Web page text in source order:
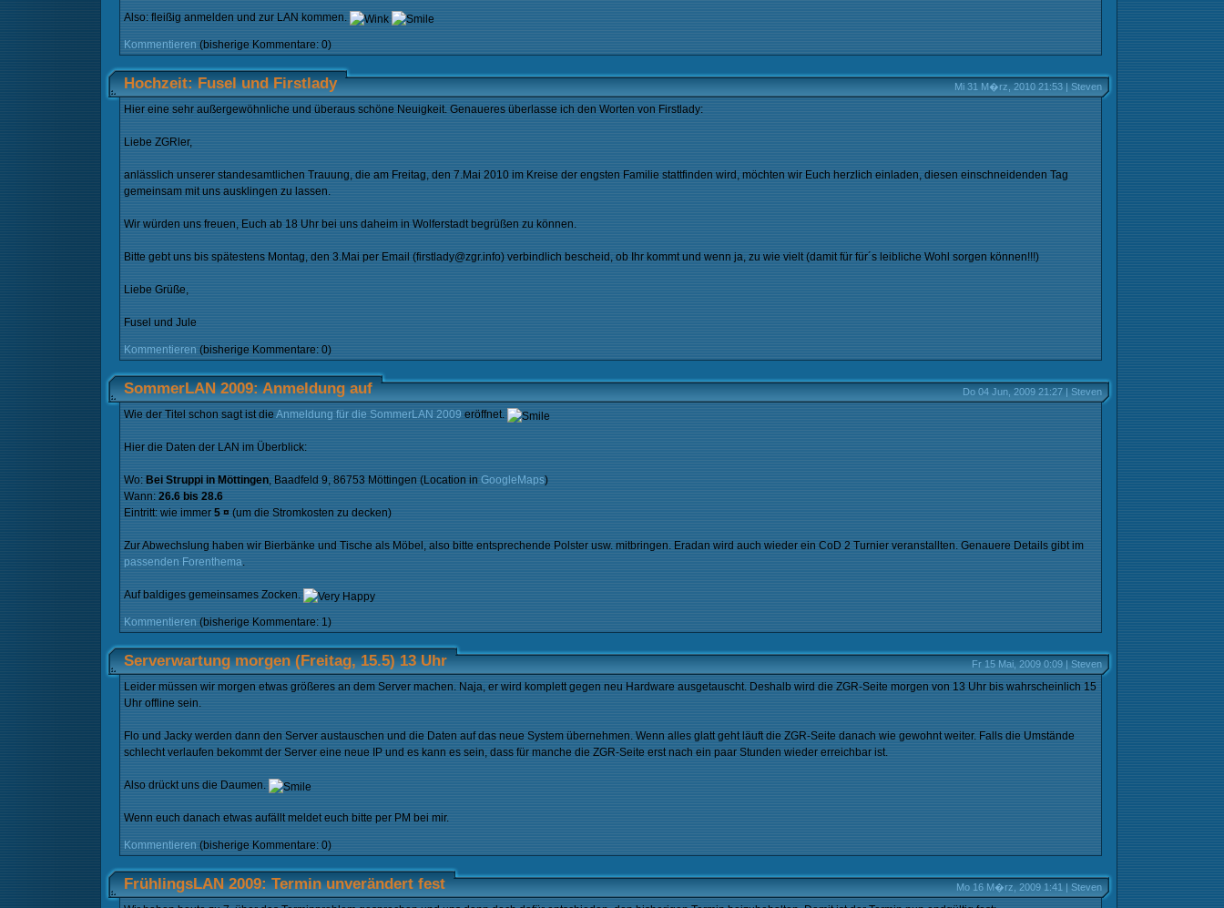
Also: fleißig anmelden und zur LAN kommen.
Kommentieren (bisherige Kommentare: 0)
Hochzeit: Fusel und Firstlady Mi 31 M�rz, 2010 21:53 | Steven
Hier eine sehr außergewöhnliche und überaus schöne Neuigkeit. Genaueres überlasse ich den Worten von Firstlady:
Liebe ZGRler,
anlässlich unserer standesamtlichen Trauung, die am Freitag, den 7.Mai 2010 im Kreise der engsten Familie stattfinden wird, möchten wir Euch herzlich einladen, diesen einschneidenden Tag
gemeinsam mit uns ausklingen zu lassen.
Wir würden uns freuen, Euch ab 18 Uhr bei uns daheim in Wolferstadt begrüßen zu können.
Bitte gebt uns bis spätestens Montag, den 3.Mai per Email (firstlady@zgr.info) verbindlich bescheid, ob Ihr kommt und wenn ja, zu wie vielt (damit für für´s leibliche Wohl sorgen können!!!)
Liebe Grüße,
Fusel und Jule
Kommentieren (bisherige Kommentare: 0)
SommerLAN 2009: Anmeldung auf Do 04 Jun, 2009 21:27 | Steven
Wie der Titel schon sagt ist die Anmeldung für die SommerLAN 2009 eröffnet.
Hier die Daten der LAN im Überblick:
Wo: Bei Struppi in Möttingen, Baadfeld 9, 86753 Möttingen (Location in GoogleMaps)
Wann: 26.6 bis 28.6
Eintritt: wie immer 5 ¤ (um die Stromkosten zu decken)
Zur Abwechslung haben wir Bierbänke und Tische als Möbel, also bitte entsprechende Polster usw. mitbringen. Eradan wird auch wieder ein CoD 2 Turnier veranstallten. Genauere Details gibt im
passenden Forenthema.
Auf baldiges gemeinsames Zocken.
Kommentieren (bisherige Kommentare: 1)
Serverwartung morgen (Freitag, 15.5) 13 Uhr Fr 15 Mai, 2009 0:09 | Steven
Leider müssen wir morgen etwas größeres an dem Server machen. Naja, er wird komplett gegen neu Hardware ausgetauscht. Deshalb wird die ZGR-Seite morgen von 13 Uhr bis wahrscheinlich 15
Uhr offline sein.
Flo und Jacky werden dann den Server austauschen und die Daten auf das neue System übernehmen. Wenn alles glatt geht läuft die ZGR-Seite danach wie gewohnt weiter. Falls die Umstände
schlecht verlaufen bekommt der Server eine neue IP und es kann es sein, dass für manche die ZGR-Seite erst nach ein paar Stunden wieder erreichbar ist.
Also drückt uns die Daumen.
Wenn euch danach etwas aufällt meldet euch bitte per PM bei mir.
Kommentieren (bisherige Kommentare: 0)
FrühlingsLAN 2009: Termin unverändert fest Mo 16 M�rz, 2009 1:41 | Steven